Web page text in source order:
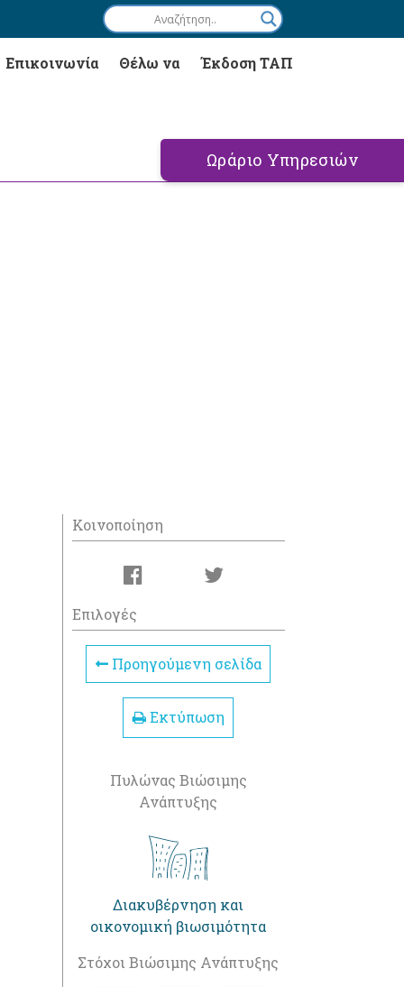
Επικοινωνία Θέλω να Έκδοση ΤΑΠ
Ωράριο Υπηρεσιών
Κοινοποίηση
Επιλογές
Προηγούμενη σελίδα
Εκτύπωση
Πυλώνας Βιώσιμης
Ανάπτυξης
Διακυβέρνηση και
οικονομική βιωσιμότητα
Στόχοι Βιώσιμης Ανάπτυξης